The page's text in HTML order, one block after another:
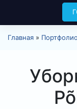
Главная » Портфолио